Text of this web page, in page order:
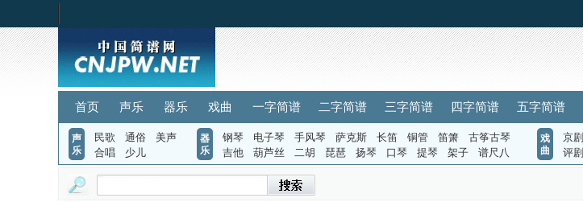
首页 声乐 器乐 戏曲 一字简谱 二字简谱 三字简谱 四字简谱 五字简谱
声
乐
民歌 通俗
美声
合唱
少儿
器
乐
钢琴 电子琴 手风琴 萨克斯 长笛 铜管 笛箫
古筝古琴
吉他
葫芦丝 二胡 琵琶 扬琴 口琴 提琴 架子 谱尺八
戏
曲
京剧
评剧